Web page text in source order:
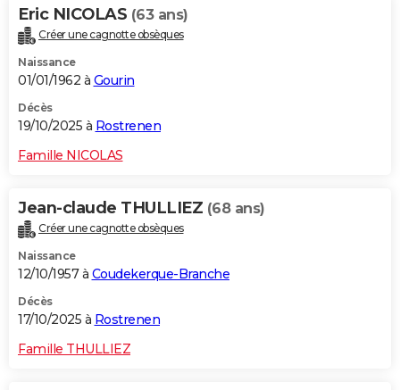
Eric NICOLAS (63 ans)
Créer une cagnotte obsèques
Naissance
01/01/1962 à Gourin
Décès
19/10/2025 à Rostrenen
Famille NICOLAS
Jean-claude THULLIEZ (68 ans)
Créer une cagnotte obsèques
Naissance
12/10/1957 à Coudekerque-Branche
Décès
17/10/2025 à Rostrenen
Famille THULLIEZ